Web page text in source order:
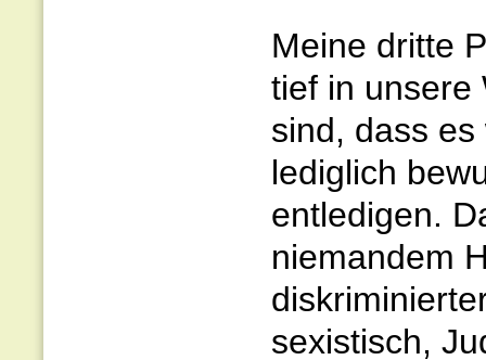
Meine dritte
tief in unsere
sind, dass
lediglich
entledigen.
niemandem
sexistisch,